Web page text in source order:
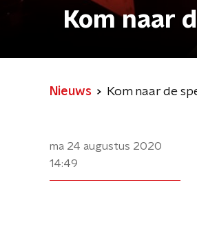
Kom naar
Nieuws Kom naar de
ma 24 augustus 2020
14:49